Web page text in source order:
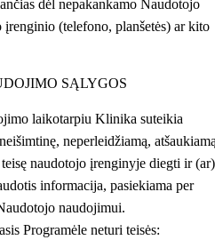
dėl nepakankamo Naudotojo
(telefono, planšetės) ar kito
SĄLYGOS
laikotarpiu Klinika suteikia
neperleidžiamą,
naudotojo įrenginyje diegti ir (ar)
informacija, pasiekiama per
naudojimui.
Programėle neturi teisės: